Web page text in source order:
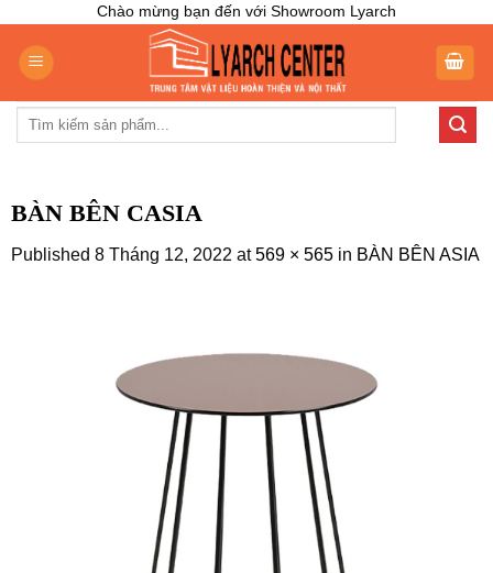
content
Chào mừng bạn đến với Showroom Lyarch
Tìm
BÀN BÊN CASIA
Published 8 Tháng 12, 2022 at569 × 565 in BÀN BÊN ASIA